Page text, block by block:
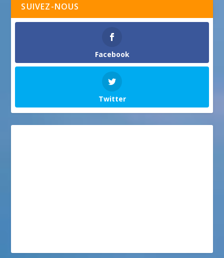
SUIVEZ-NOUS
Facebook
Twitter